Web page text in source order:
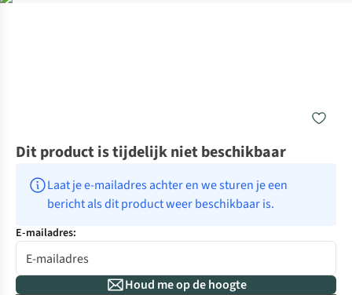
Dit product is tijdelijk niet beschikbaar
Laat je e-mailadres achter en we sturen je een
bericht als dit product weer beschikbaar is.
E-mailadres:
Houd me op de hoogte